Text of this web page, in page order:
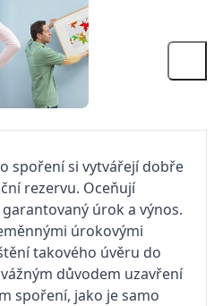
spoření si vytvářejí dobře
rezervu. Oceňují
úrok a výnos.
úrokovými
takového úvěru do
důvodem uzavření
spoření, jako je samo